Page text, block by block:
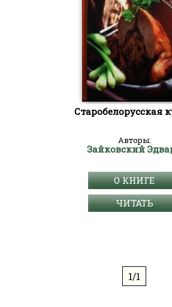
Старобелорусская
Авторы:
Зайковский
О КНИГЕ
ЧИТАТЬ
1/1